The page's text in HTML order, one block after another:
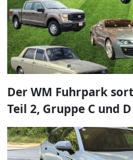
Der WM Fuhrpark
Teil 2, Gruppe C und D